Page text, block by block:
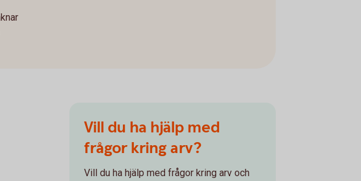
Vill du ha hjälp med
frågor kring arv?
Vill du ha hjälp med frågor kring arv och